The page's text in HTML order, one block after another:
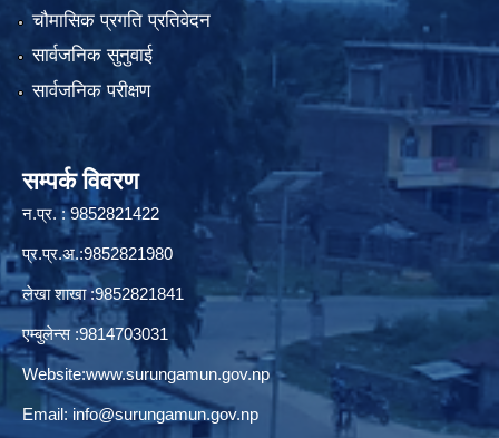
चौमासिक प्रगति प्रतिवेदन
सार्वजनिक सुनुवाई
सार्वजनिक परीक्षण
सम्पर्क विवरण
न.प्र. : 9852821422
प्र.प्र.अ.:9852821980
लेखा शाखा :9852821841
एम्बुलेन्स :9814703031
Website:www.surungamun.gov.np
Email: info@surungamun.gov.np